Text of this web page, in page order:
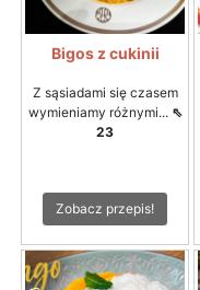
Bigos z cukinii
Z sąsiadami się czasem
wymieniamy różnymi... ⇖
23
Zobacz przepis!